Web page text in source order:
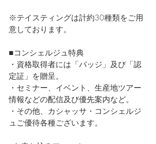
※テイスティングは計約30種類をご用
意しております。
■コンシェルジュ特典
・資格取得者には「バッジ」及び「認
定証」を贈呈。
・セミナー、イベント、生産地ツアー
情報などの配信及び優先案内など。
・その他、カシャッサ・コンシェルジ
ュご優待各種ございます。